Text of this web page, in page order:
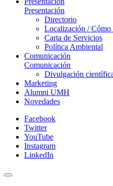
Presentación
Directorio
Localización / Cómo
Carta de Servicios
Política Ambiental
Comunicación
Comunicación
Divulgación
Marketing
Alumni UMH
Novedades
Facebook
Twitter
YouTube
Instagram
LinkedIn